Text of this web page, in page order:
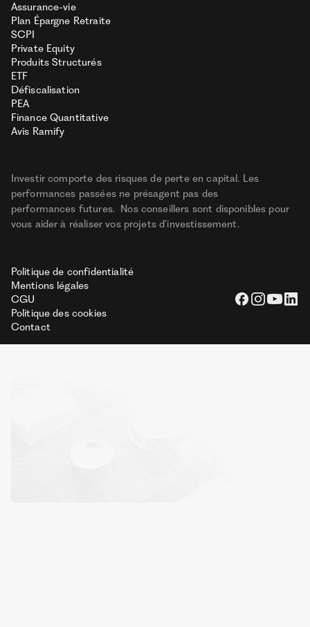
Assurance-vie
Plan Épargne Retraite
SCPI
Private Equity
Produits Structurés
ETF
Défiscalisation
PEA
Finance Quantitative
Avis Ramify
Investir comporte des risques de perte en capital. Les
performances passées ne présagent pas des
performances futures. Nos conseillers sont disponibles pour
vous aider à réaliser vos projets d’investissement.
Politique de confidentialité
Mentions légales
CGU
Politique des cookies
Contact